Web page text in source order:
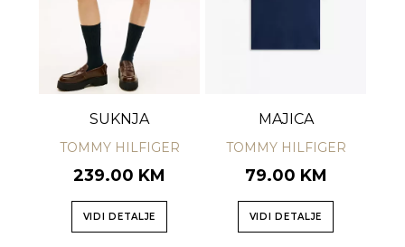
SUKNJA
TOMMY HILFIGER
239.00 KM
VIDI DETALJE
MAJICA
TOMMY HILFIGER
79.00 KM
VIDI DETALJE